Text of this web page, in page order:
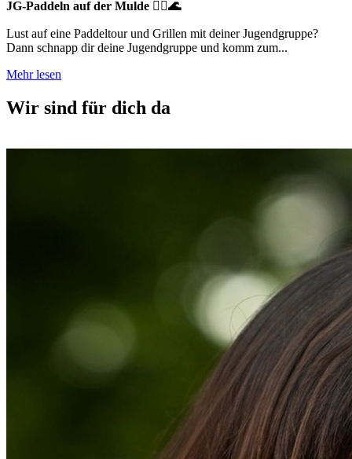
JG-Paddeln auf der Mulde 🚣‍♂️🌊
Lust auf eine Paddeltour und Grillen mit deiner Jugendgruppe?
Dann schnapp dir deine Jugendgruppe und komm zum...
Mehr lesen
Wir sind für dich da